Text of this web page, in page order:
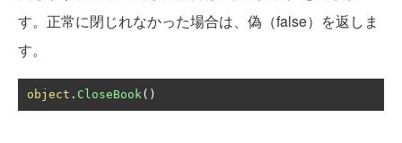
す。正常に閉じれなかった場合は、偽（false）を返しま
す。
object . CloseBook()